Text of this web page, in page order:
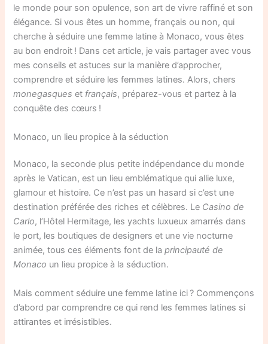
le monde pour son opulence, son art de vivre raffiné et son
élégance. Si vous êtes un homme, français ou non, qui
cherche à séduire une femme latine à Monaco, vous êtes
au bon endroit ! Dans cet article, je vais partager avec vous
mes conseils et astuces sur la manière d’approcher,
comprendre et séduire les femmes latines. Alors, chers
monegasques et français, préparez-vous et partez à la
conquête des cœurs !
Monaco, un lieu propice à la séduction
Monaco, la seconde plus petite indépendance du monde
après le Vatican, est un lieu emblématique qui allie luxe,
glamour et histoire. Ce n’est pas un hasard si c’est une
destination préférée des riches et célèbres. Le Casino de
Carlo, l’Hôtel Hermitage, les yachts luxueux amarrés dans
le port, les boutiques de designers et une vie nocturne
animée, tous ces éléments font de laprincipauté de
Monaco un lieu propice à la séduction.
Mais comment séduire une femme latine ici ? Commençons
d’abord par comprendre ce qui rend les femmes latines si
attirantes et irrésistibles.